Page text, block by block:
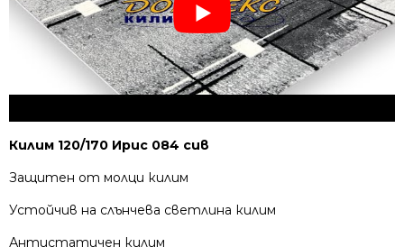
Килим 120/170 Ирис 084 сив
Защитен от молци килим
Устойчив на слънчева светлина килим
Антистатичен килим